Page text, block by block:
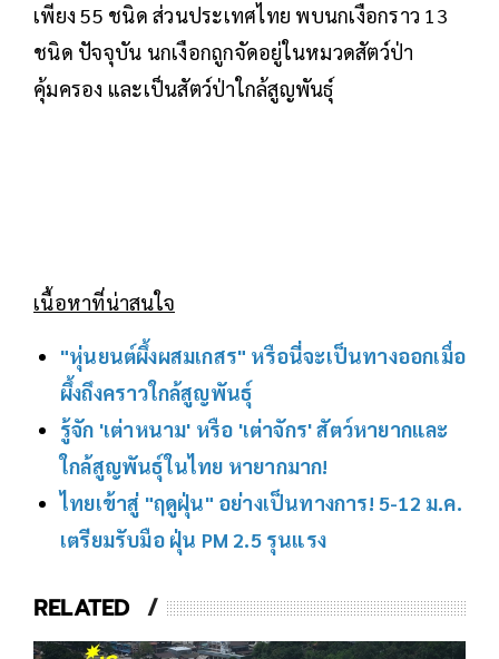
เพียง 55 ชนิด ส่วนประเทศไทย พบนกเงือกราว 13
ชนิด ปัจจุบัน นกเงือกถูกจัดอยู่ในหมวดสัตว์ป่า
คุ้มครอง และเป็นสัตว์ป่าใกล้สูญพันธุ์
เนื้อหาที่น่าสนใจ
"หุ่นยนต์ผึ้งผสมเกสร" หรือนี่จะเป็นทางออกเมื่อ
ผึ้งถึงคราวใกล้สูญพันธุ์
รู้จัก 'เต่าหนาม' หรือ 'เต่าจักร' สัตว์หายากและ
ใกล้สูญพันธุ์ในไทย หายากมาก!
ไทยเข้าสู่ "ฤดูฝุ่น" อย่างเป็นทางการ! 5-12 ม.ค.
เตรียมรับมือ ฝุ่น PM 2.5 รุนแรง
RELATED